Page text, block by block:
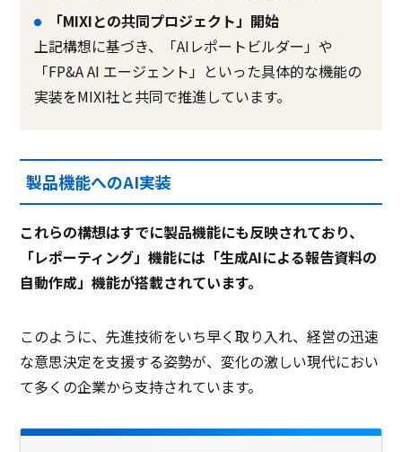
「MIXIとの共同プロジェクト」開始
上記構想に基づき、「AIレポートビルダー」や
「FP&A AI エージェント」といった具体的な機能の
実装をMIXI社と共同で推進しています。
製品機能へのAI実装
これらの構想はすでに製品機能にも反映されており、
「レポーティング」機能には「生成AIによる報告資料の
自動作成」機能が搭載されています。
このように、先進技術をいち早く取り入れ、経営の迅速
な意思決定を支援する姿勢が、変化の激しい現代におい
て多くの企業から支持されています。